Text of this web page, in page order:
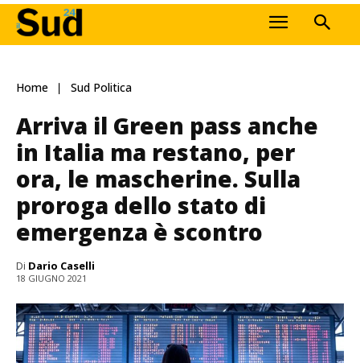
Home Sud Politica
Arriva il Green pass anche
in Italia ma restano, per
ora, le mascherine. Sulla
proroga dello stato di
emergenza è scontro
Di Dario Caselli
18 GIUGNO 2021